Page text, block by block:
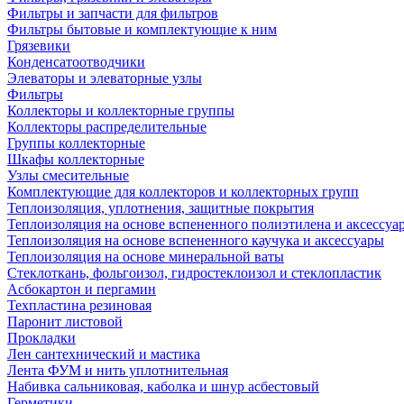
Фильтры и запчасти для фильтров
Фильтры бытовые и комплектующие к ним
Грязевики
Конденсатоотводчики
Элеваторы и элеваторные узлы
Фильтры
Коллекторы и коллекторные группы
Коллекторы распределительные
Группы коллекторные
Шкафы коллекторные
Узлы смесительные
Комплектующие для коллекторов и коллекторных групп
Теплоизоляция, уплотнения, защитные покрытия
Теплоизоляция на основе вспененного полиэтилена и
Теплоизоляция на основе вспененного каучука и аксессуары
Теплоизоляция на основе минеральной ваты
Стеклоткань, фольгоизол, гидростеклоизол и стеклопластик
Асбокартон и пергамин
Техпластина резиновая
Паронит листовой
Прокладки
Лен сантехнический и мастика
Лента ФУМ и нить уплотнительная
Набивка сальниковая, каболка и шнур асбестовый